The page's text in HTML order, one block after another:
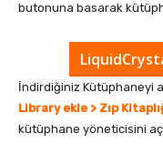
butonuna basarak
İndirdiğiniz Kütüphaneyi
Library ekle > Zıp
kütüphane yöneticisini